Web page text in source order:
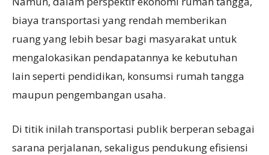
biaya transportasi yang rendah memberikan
ruang yang lebih besar bagi masyarakat untuk
mengalokasikan pendapatannya ke kebutuhan
lain seperti pendidikan, konsumsi rumah tangga
maupun pengembangan usaha.
Di titik inilah transportasi publik berperan sebagai
sarana perjalanan, sekaligus pendukung efisiensi